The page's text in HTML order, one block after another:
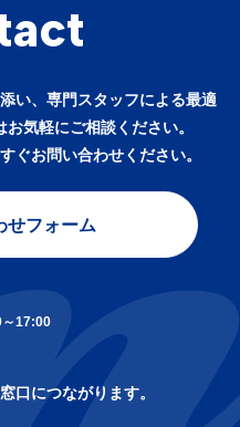
い、専門スタッフによる最適
気軽にご相談ください。
ぐお問い合わせください。
せフォーム
17:00
口につながります。